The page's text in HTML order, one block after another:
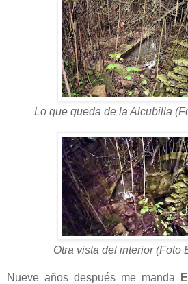
Lo que queda de la Alcubilla
Otra vista del interior(Foto
Nueve años después me manda